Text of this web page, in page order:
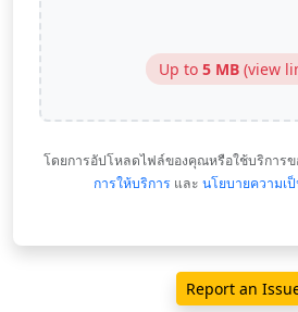
Up to 5 MB(view
โดยการอัปโหลดไฟล์ของคุณหรือใช้บริการข
การให้บริการ และ นโยบายความเ
Report an